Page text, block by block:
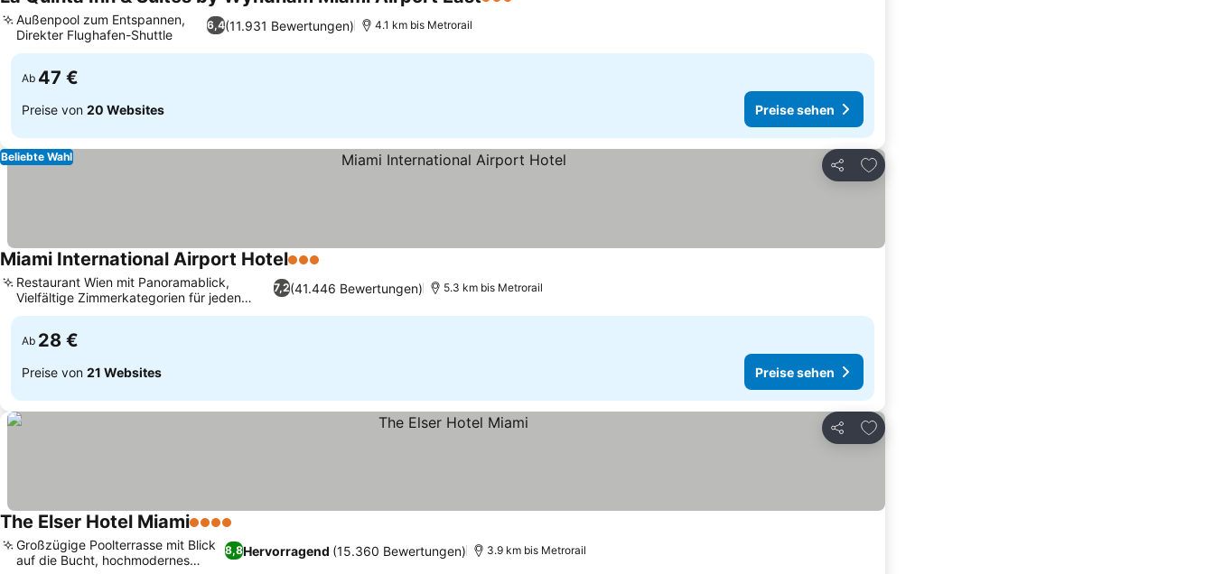
3 Sterne
6,4(11.931 Bewertungen)
Außenpool zum Entspannen,
Direkter Flughafen-Shuttle
4.1 km bis Metrorail
Ab 47 €
Preise von 20 Websites Preise sehen
Teilen
Zu Favoriten hinzufügen
Beliebte Wahl
Miami International Airport Hotel3 Sterne
7,2(41.446 Bewertungen)
Restaurant Wien mit Panoramablick,
Vielfältige Zimmerkategorien für jeden
Reisenden
5.3 km bis Metrorail
Ab 28 €
Preise von 21 Websites Preise sehen
Teilen
Zu Favoriten hinzufügen
The Elser Hotel Miami4 Sterne
8,8Hervorragend (15.360 Bewertungen)
Großzügige Poolterrasse mit Blick
auf die Bucht, hochmodernes
3.9 km bis Metrorail